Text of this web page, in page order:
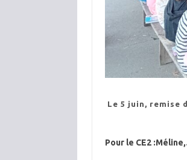
Le 5 juin, remise
Pour le CE2